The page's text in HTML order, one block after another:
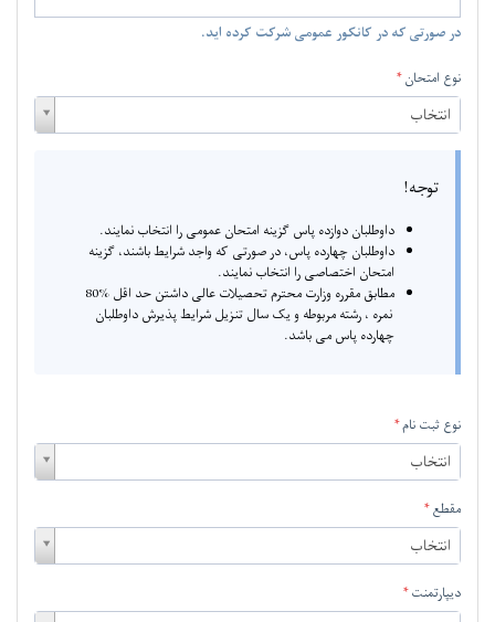
در صورتی که در کانکور عمومی شرکت کرده اید.
نوع امتحان
انتخاب
نوع
توجه!
داوطلبان دوازده پاس گزینه امتحان عمومی را انتخاب نمایند.
داوطلبان چهارده پاس، در صورتی که واجد شرایط باشند، گزینه
امتحان اختصاصی را انتخاب نمایند.
مطابق مقرره وزارت محترم تحصیلات عالی داشتن حد اقل80%
نمره ، رشته مربوطه و یک سال تنزیل شرایط پذیرش داوطلبان
چهارده پاس می باشد.
نوع ثبت نام
انتخاب
نوع
ثبت
مقطع
انتخاب مقطع
دیپارتمنت